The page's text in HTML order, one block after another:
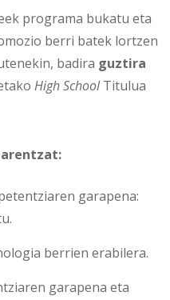
programa bukatu eta
berri batek lortzen
badira guztira
High SchoolTitulua
garapena:
berrien erabilera.
garapena eta